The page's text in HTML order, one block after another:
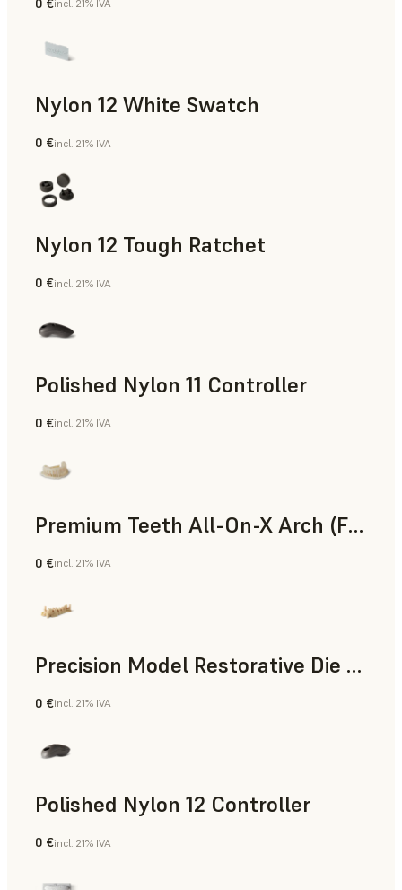
Polvo para SLS
incl. 21% IVA
Nylon 12 White Swatch
Polvo para SLS
0 €incl. 21% IVA
Nylon 12 Tough Ratchet
Polvo para SLS
0 €incl. 21% IVA
Polished Nylon 11 Controller
Polvo para SLS
0 €incl. 21% IVA
Premium Teeth All-On-X Arch (Form 4)
Odontología
0 €incl. 21% IVA
Precision Model Restorative Die Model
Odontología
0 €incl. 21% IVA
Polished Nylon 12 Controller
Polvo para SLS
0 €incl. 21% IVA